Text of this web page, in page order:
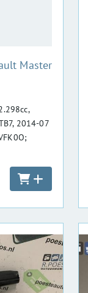
Master
2014-07